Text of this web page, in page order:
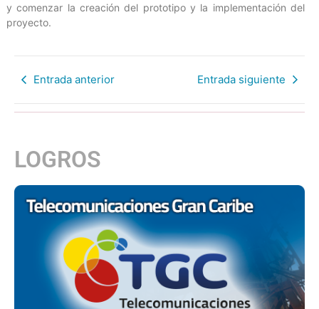
y comenzar la creación del prototipo y la implementación del
proyecto.
Entrada anterior Entrada siguiente
LOGROS